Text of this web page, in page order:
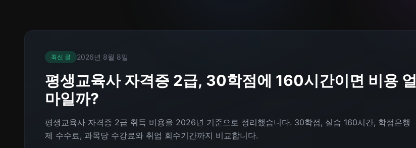
최신 글 2026년 8월 8일
평생교육사 자격증 2급, 30학점에 160시간이면 비용 얼
마일까?
평생교육사 자격증 2급 취득 비용을 2026년 기준으로 정리했습니다. 30학점, 실습 160시간, 학점은행
제 수수료, 과목당 수강료와 취업 회수기간까지 비교합니다.